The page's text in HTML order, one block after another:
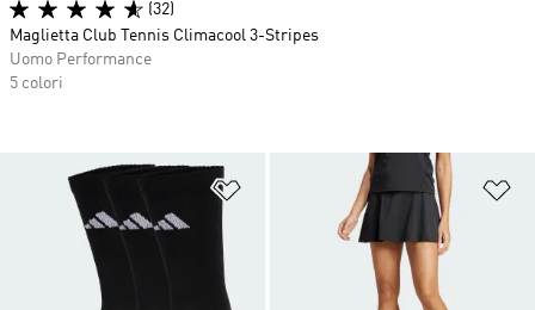
Aggiungi alla lista dei desideri
(32)
Maglietta Club Tennis Climacool 3-Stripes
Uomo Performance
5 colori